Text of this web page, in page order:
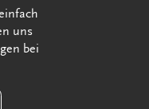
uns
bei